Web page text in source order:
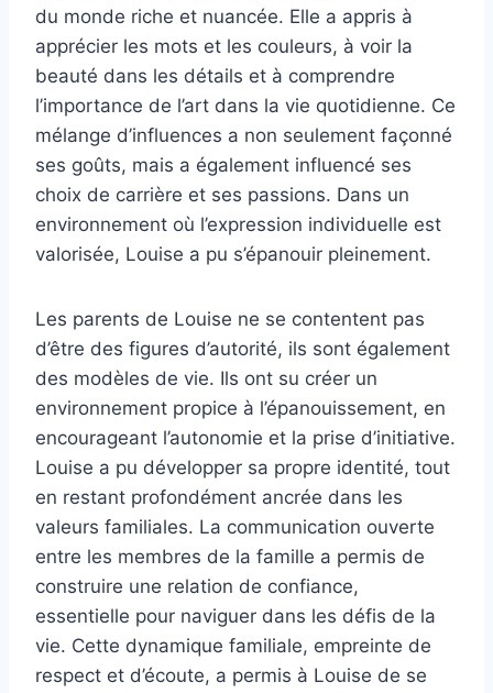
du monde riche et nuancée. Elle a appris à
apprécier les mots et les couleurs, à voir la
beauté dans les détails et à comprendre
l’importance de l’art dans la vie quotidienne. Ce
mélange d’influences a non seulement façonné
ses goûts, mais a également influencé ses
choix de carrière et ses passions. Dans un
environnement où l’expression individuelle est
valorisée, Louise a pu s’épanouir pleinement.
Les parents de Louise ne se contentent pas
d’être des figures d’autorité, ils sont également
des modèles de vie. Ils ont su créer un
environnement propice à l’épanouissement, en
encourageant l’autonomie et la prise d’initiative.
Louise a pu développer sa propre identité, tout
en restant profondément ancrée dans les
valeurs familiales. La communication ouverte
entre les membres de la famille a permis de
construire une relation de confiance,
essentielle pour naviguer dans les défis de la
vie. Cette dynamique familiale, empreinte de
respect et d’écoute, a permis à Louise de se